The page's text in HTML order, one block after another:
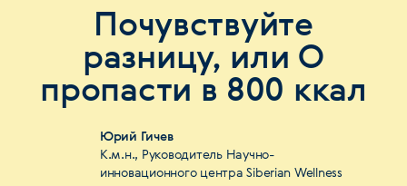
Почувствуйте
разницу, или О
пропасти в 800 ккал
Юрий Гичев
К.м.н., Руководитель Научно-
инновационного центра Siberian Wellness